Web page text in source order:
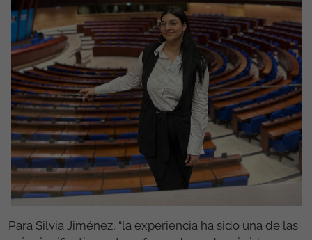
Para Silvia Jiménez, “la experiencia ha sido una de las